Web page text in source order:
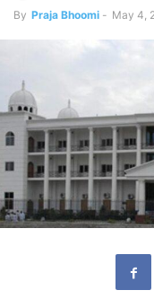
By Praja Bhoomi - May 4,